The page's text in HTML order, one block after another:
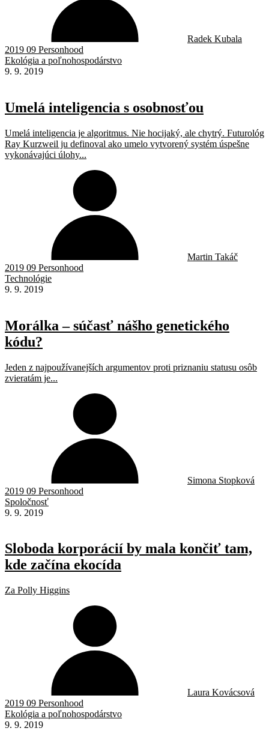
Radek Kubala
2019 09 Personhood
Ekológia a poľnohospodárstvo
9. 9. 2019
Umelá inteligencia s osobnosťou
Umelá inteligencia je algoritmus. Nie hocijaký, ale chytrý. Futurológ
Ray Kurzweil ju definoval ako umelo vytvorený systém úspešne
vykonávajúci úlohy...
Martin Takáč
2019 09 Personhood
Technológie
9. 9. 2019
Morálka – súčasť nášho genetického
kódu?
Jeden z najpoužívanejších argumentov proti priznaniu statusu osôb
zvieratám je...
Simona Stopková
2019 09 Personhood
Spoločnosť
9. 9. 2019
Sloboda korporácií by mala končiť tam,
kde začína ekocída
Za Polly Higgins
Laura Kovácsová
2019 09 Personhood
Ekológia a poľnohospodárstvo
9. 9. 2019